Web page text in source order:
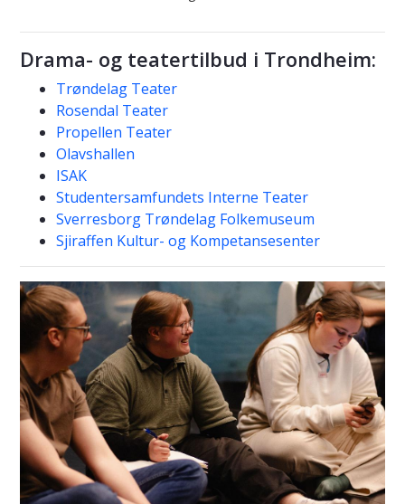
Drama- og teatertilbud i Trondheim:
Trøndelag Teater
Rosendal Teater
Propellen Teater
Olavshallen
ISAK
Studentersamfundets Interne Teater
Sverresborg Trøndelag Folkemuseum
Sjiraffen Kultur- og Kompetansesenter